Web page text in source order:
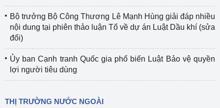
Bộ trưởng Bộ Công Thương Lê Mạnh Hùng giải đáp nhiều
nội dung tại phiên thảo luận Tổ về dự án Luật Dầu khí (sửa
đổi)
Ủy ban Cạnh tranh Quốc gia phổ biến Luật Bảo vệ quyền
lợi người tiêu dùng
THỊ TRƯỜNG NƯỚC NGOÀI